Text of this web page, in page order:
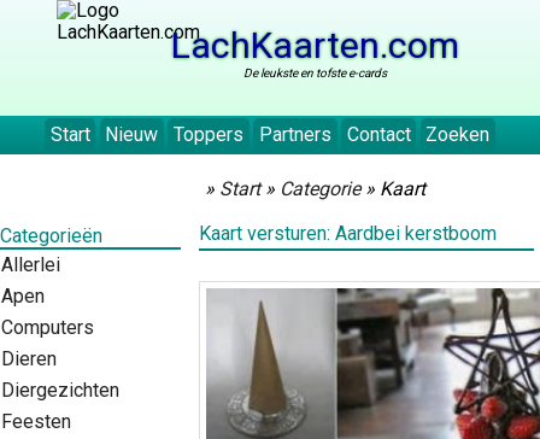
LachKaarten.com
De leukste en tofste e-cards
Start Nieuw Toppers Partners Contact Zoeken
Categorieën
Allerlei
Apen
Computers
Dieren
Diergezichten
Feesten
» Start» Categorie» Kaart
Kaart versturen: Aardbei kerstboom